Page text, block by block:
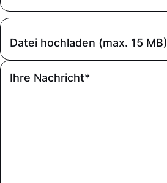
Datei hochladen (max. 15 MB)